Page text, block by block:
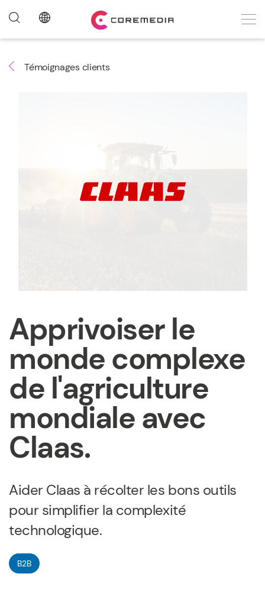
Témoignages clients
Apprivoiser le
monde complexe
de l'agriculture
mondiale avec
Claas.
Aider Claas à récolter les bons outils
pour simplifier la complexité
technologique.
B2B